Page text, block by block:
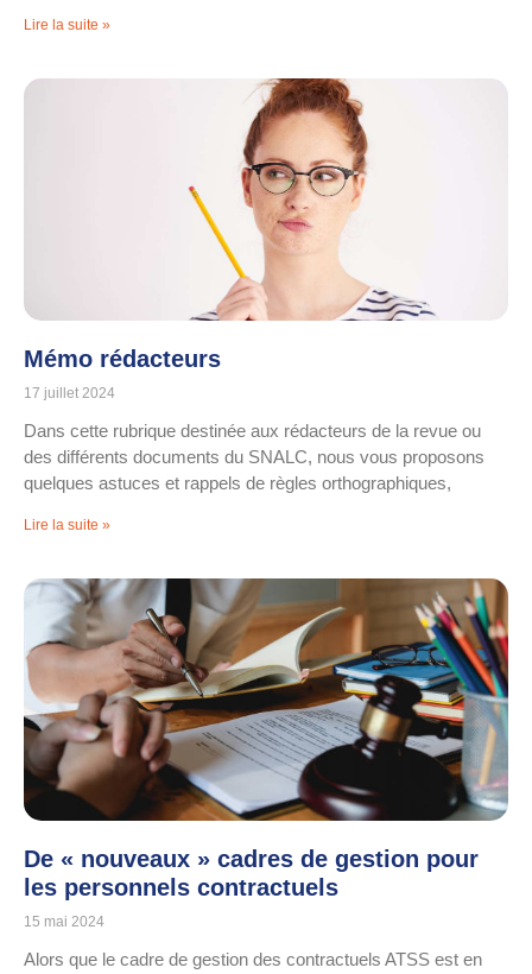
Lire la suite »
Mémo rédacteurs
17 juillet 2024
Dans cette rubrique destinée aux rédacteurs de la revue ou
des différents documents du SNALC, nous vous proposons
quelques astuces et rappels de règles orthographiques,
Lire la suite »
De « nouveaux » cadres de gestion pour
les personnels contractuels
15 mai 2024
Alors que le cadre de gestion des contractuels ATSS est en